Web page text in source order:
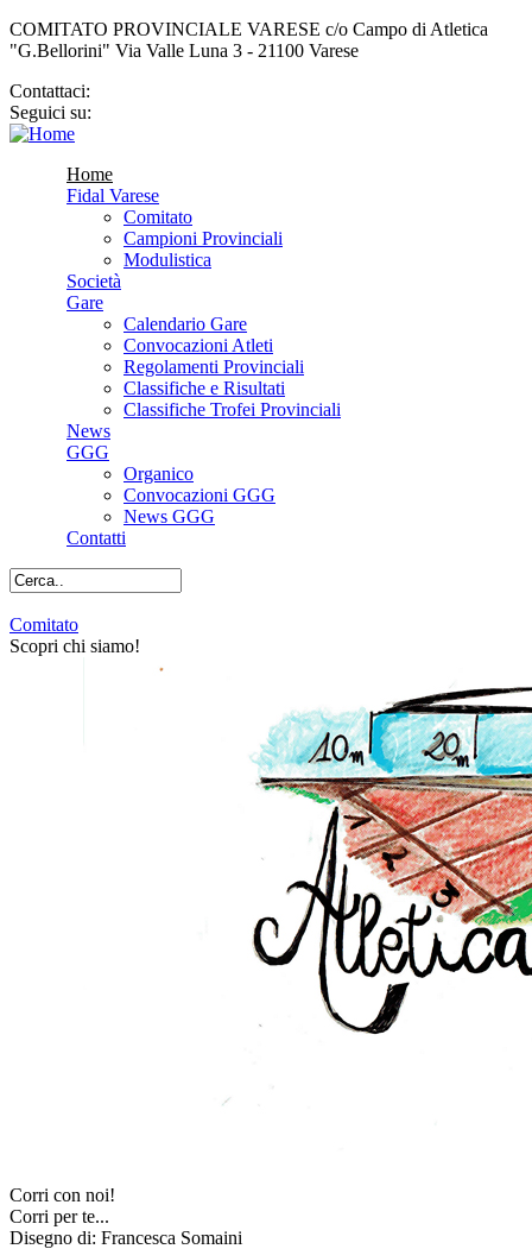
COMITATO PROVINCIALE VARESE c/o Campo di Atletica
"G.Bellorini" Via Valle Luna 3 - 21100 Varese
Contattaci:
Seguici su:
Home
Fidal Varese
Comitato
Campioni Provinciali
Modulistica
Società
Gare
Calendario Gare
Convocazioni Atleti
Regolamenti Provinciali
Classifiche e Risultati
Classifiche Trofei Provinciali
News
GGG
Organico
Convocazioni GGG
News GGG
Contatti
Cerca
Comitato
Scopri chi siamo!
Corri con noi!
Corri per te...
Disegno di: Francesca Somaini